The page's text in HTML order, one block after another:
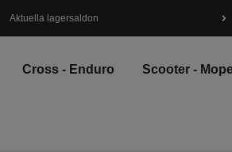
Aktuella lagersaldon
Cross - Enduro Scooter -